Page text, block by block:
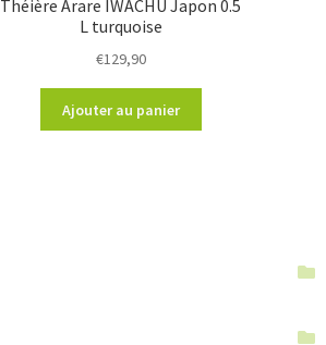
Théière Arare IWACHU Japon 0.5
L turquoise
€129,90
Ajouter au panier